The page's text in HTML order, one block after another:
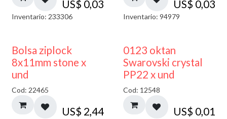
US$ 0,03
Inventario: 233306
US$ 0,03
Inventario: 94979
¡NUEVO!
Bolsa ziplock
8x11mm stone x
und
Cod: 22465
US$ 2,44
0123 oktan
Swarovski crystal
PP22 x und
Cod: 12548
US$ 0,01